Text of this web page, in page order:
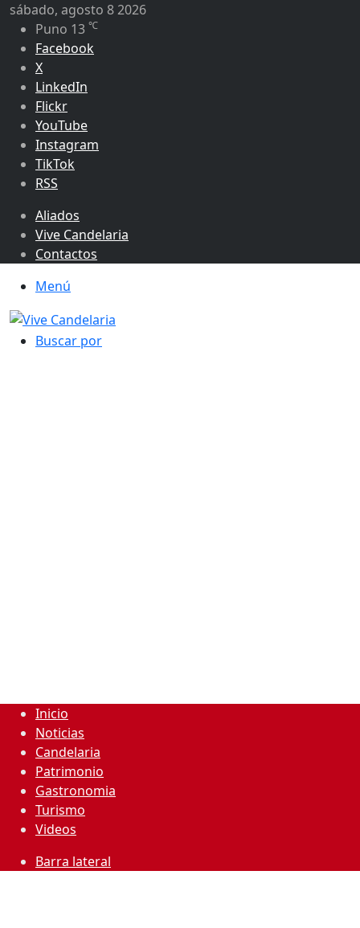
sábado, agosto 8 2026
Puno 13 ℃
Facebook
X
LinkedIn
Flickr
YouTube
Instagram
TikTok
RSS
Aliados
Vive Candelaria
Contactos
Menú
Buscar por
Inicio
Noticias
Candelaria
Patrimonio
Gastronomia
Turismo
Videos
Barra lateral